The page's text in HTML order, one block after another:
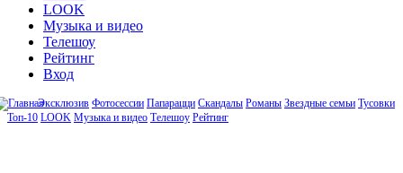
LOOK
Музыка и видео
Телешоу
Рейтинг
Вход
Эксклюзив Фотосессии Папарацци Скандалы Романы Звездные семьи Тусовки
Топ-10 LOOK Музыка и видео Телешоу Рейтинг